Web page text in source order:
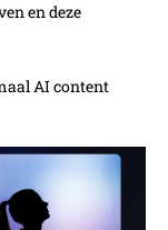
en deze
AI content